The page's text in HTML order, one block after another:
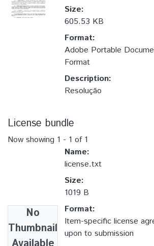
Size:
605.53 KB
Format:
Adobe Portable
Format
Description:
Resolução
License bundle
Now showing 1 - 1 of 1
No
Thumbnail
Name:
license.txt
Size:
1019 B
Format:
Item-specific license
upon to submission